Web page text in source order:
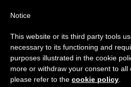
Aviso importante
Del 27 de julio al 7 de
anual, aprovechando que en
se generan menos
Notice
This website or its third party tools
necessary to its functioning and
purposes illustrated in the cookie
more or withdraw your consent to all
please refer to the cookie policy